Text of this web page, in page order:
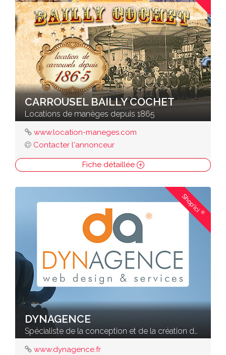
CARROUSEL BAILLY COCHET
Locations de manèges depuis 1865
www.location-maneges.com
Contacter l'annonceur
Fiche détaillée
Shop'ici®
DYNAGENCE
Spécialiste de la conception et de la création de sites Internet
www.dynagence.fr